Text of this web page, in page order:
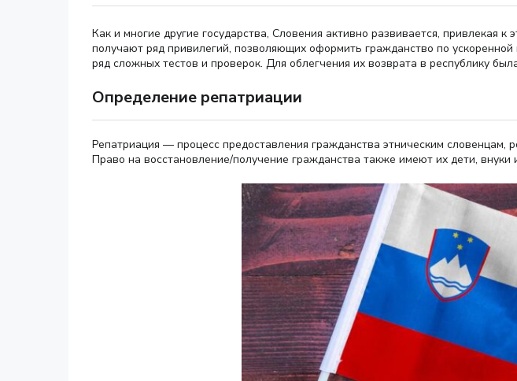
Как и многие другие государства, Словения активно развивается, привлекая
получают ряд привилегий, позволяющих оформить гражданство по
ряд сложных тестов и проверок. Для облегчения их возврата в республику
Определение репатриации
Репатриация — процесс предоставления гражданства этническим
Право на восстановление/получение гражданства также имеют их дети,